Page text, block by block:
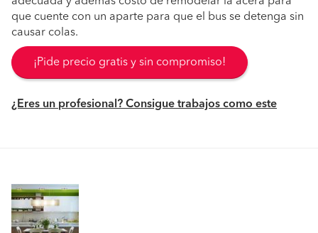
que cuente con un aparte para que el bus se detenga sin
causar colas.
¡Pide precio gratis y sin compromiso!
¿Eres un profesional? Consigue trabajos como este